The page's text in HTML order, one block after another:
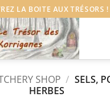
LA BOITE AUX TRÉSORS !
SHOP / SELS,
HERBES